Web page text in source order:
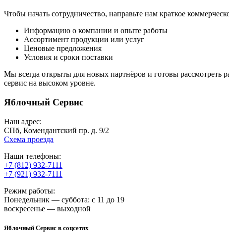
Чтобы начать сотрудничество, направьте нам краткое
Информацию о компании и опыте работы
Ассортимент продукции или услуг
Ценовые предложения
Условия и сроки поставки
Мы всегда открыты для новых партнёров и готовы рассмотреть
сервис на высоком уровне.
Яблочный Сервис
Наш адрес:
СПб, Комендантский пр. д. 9/2
Схема проезда
Наши телефоны:
+7 (812) 932-7111
+7 (921) 932-7111
Режим работы:
Понедельник — суббота: с 11 до 19
воскресенье — выходной
Яблочный Сервис в соцсетях